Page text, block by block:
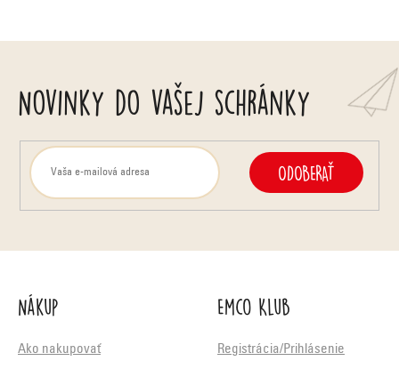
Novinky do vašej schránky
ODOBERAŤ
Nákup
Ako nakupovať
Emco Klub
Registrácia/Prihlásenie